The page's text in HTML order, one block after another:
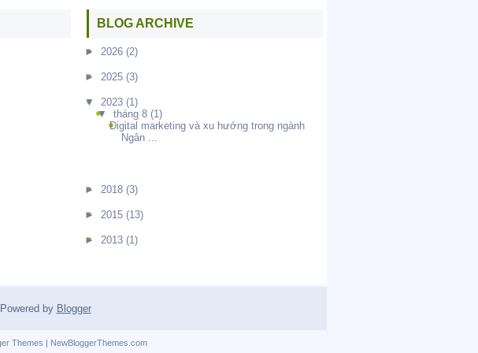
BLOG ARCHIVE
► 2026 (2)
► 2025 (3)
▼ 2023 (1)
▼ tháng 8 (1)
Digital marketing và xu hướng trong ngành
Ngân ...
► 2018 (3)
► 2015 (13)
► 2013 (1)
by Blogger
Themes | NewBloggerThemes.com